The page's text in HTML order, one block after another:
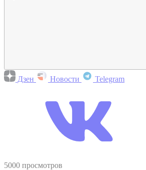
Дзен Новости Telegram
5000 просмотров